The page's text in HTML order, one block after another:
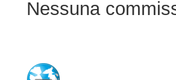
Nessuna